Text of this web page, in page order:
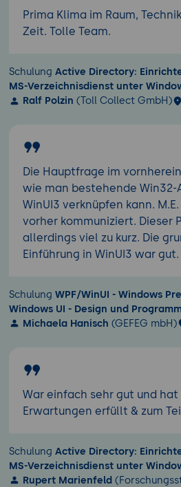
Prima Klima im Raum,
Zeit. Tolle Team.
Schulung Active Directory:
MS-Verzeichnisdienst unter
Ralf Polzin (Toll Collect GmbH)
Die Hauptfrage im
wie man bestehende
WinUI3 verknüpfen kann.
vorher kommuniziert. Dieser
allerdings viel zu kurz. Die
Einführung in WinUI3 war gut.
Schulung WPF/WinUI - Windows
Windows UI - Design und
Michaela Hanisch (GEFEG mbH)
War einfach sehr gut und hat
Erwartungen erfüllt & zum
Schulung Active Directory:
MS-Verzeichnisdienst unter
Rupert Marienfeld